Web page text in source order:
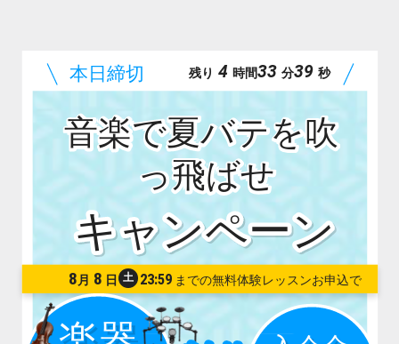
音楽で夏バテを吹
っ飛ばせ
8 月 8 日 土23:59
残り 4 時間33 分38 秒